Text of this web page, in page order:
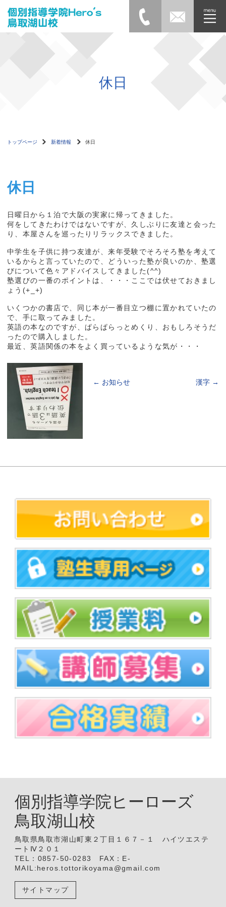
休日
トップページ 新着情報 休日
休日
日曜日から１泊で大阪の実家に帰ってきました。
何をしてきたわけではないですが、久しぶりに友達と会った
り、本屋さんを巡ったりリラックスできました。
中学生を子供に持つ友達が、来年受験でそろそろ塾を考えて
いるからと言っていたので、どういった塾が良いのか、塾選
びについて色々アドバイスしてきました(^^)
塾選びの一番のポイントは、・・・ここでは伏せておきまし
ょう(+_+)
いくつかの書店で、同じ本が一番目立つ棚に置かれていたの
で、手に取ってみました。
英語の本なのですが、ぱらぱらっとめくり、おもしろそうだ
ったので購入しました。
最近、英語関係の本をよく買っているような気が・・・
← お知らせ 漢字 →
個別指導学院ヒーローズ
鳥取湖山校
鳥取県鳥取市湖山町東２丁目１６７－１ ハイツエステ
ートⅣ２０１
TEL：0857-50-0283 FAX：E-
MAIL:heros.tottorikoyama@gmail.com
サイトマップ